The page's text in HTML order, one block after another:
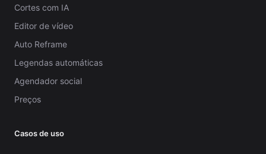
Cortes com IA
Editor de vídeo
Auto Reframe
Legendas automáticas
Agendador social
Preços
Casos de uso